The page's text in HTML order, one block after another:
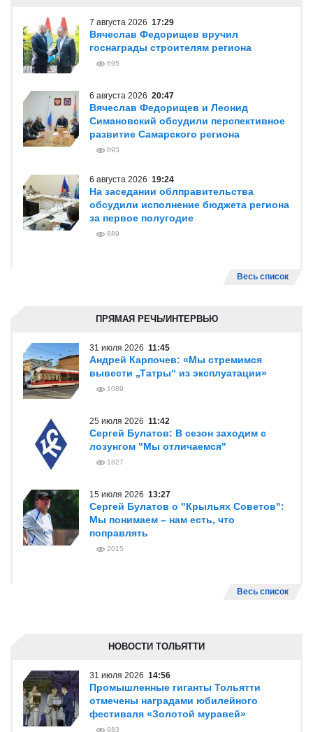
7 августа 2026 17:29
Вячеслав Федорищев вручил
госнаграды строителям региона
695
6 августа 2026 20:47
Вячеслав Федорищев и Леонид
Симановский обсудили перспективное
развитие Самарского региона
893
6 августа 2026 19:24
На заседании облправительства
обсудили исполнение бюджета региона
за первое полугодие
889
Весь список
ПРЯМАЯ РЕЧЬ/ИНТЕРВЬЮ
31 июля 2026 11:45
Андрей Карпочев: «Мы стремимся
вывести „Татры“ из эксплуатации»
1089
25 июля 2026 11:42
Сергей Булатов: В сезон заходим с
лозунгом "Мы отличаемся"
1827
15 июля 2026 13:27
Сергей Булатов о "Крыльях Советов":
Мы понимаем – нам есть, что
поправлять
2015
Весь список
НОВОСТИ ТОЛЬЯТТИ
31 июля 2026 14:56
Промышленные гиганты Тольятти
отмечены наградами юбилейного
фестиваля «Золотой муравей»
983